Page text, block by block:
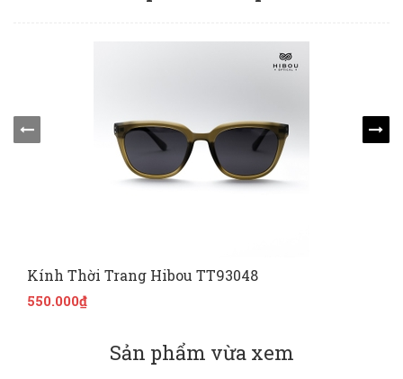
Kính Thời Trang Hibou TT93048
550.000₫
Sản phẩm vừa xem